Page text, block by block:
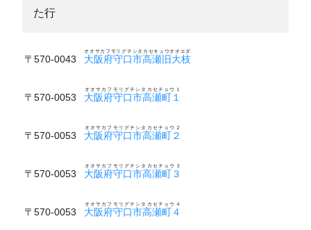
た行
〒570-0043 大阪府守口市高瀬旧大枝
オオサカフモリグチシタカセキュウオオエダ
〒570-0053 大阪府守口市高瀬町１
オオサカフモリグチシタカセチョウ１
〒570-0053 大阪府守口市高瀬町２
オオサカフモリグチシタカセチョウ２
〒570-0053 大阪府守口市高瀬町３
オオサカフモリグチシタカセチョウ３
〒570-0053 大阪府守口市高瀬町４
オオサカフモリグチシタカセチョウ４